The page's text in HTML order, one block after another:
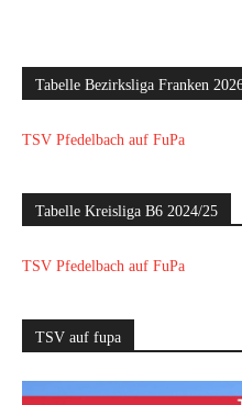
Tabelle Bezirksliga Franken
TSV Pfedelbach auf FuPa
Tabelle Kreisliga B6 2024/25
TSV Pfedelbach auf FuPa
TSV auf fupa